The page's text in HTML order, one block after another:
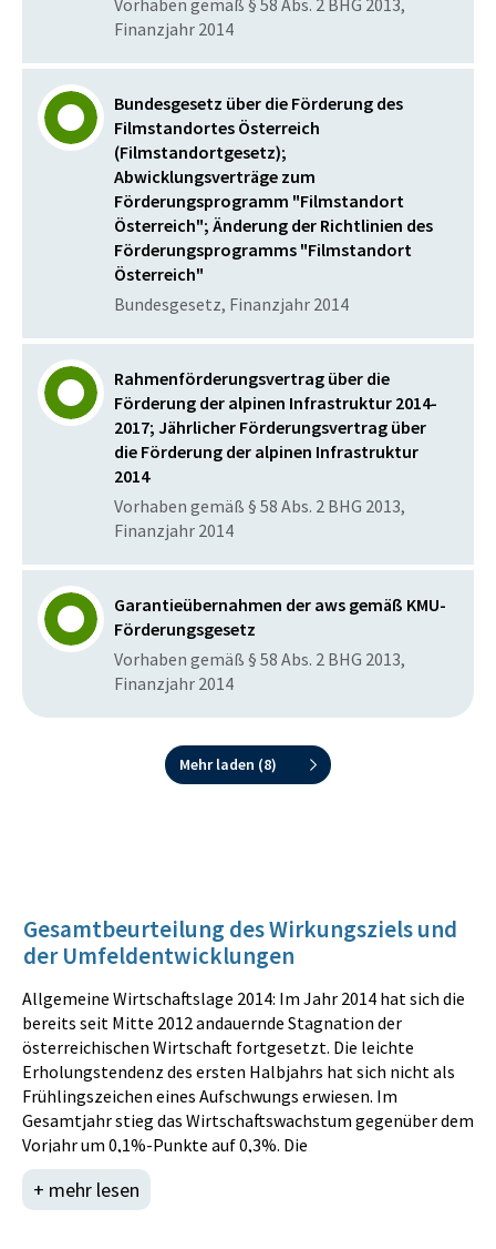
Vorhaben gemäß § 58 Abs. 2 BHG 2013,
Finanzjahr 2014
Bundesgesetz über die Förderung des
Filmstandortes Österreich
(Filmstandortgesetz);
Abwicklungsverträge zum
Förderungsprogramm "Filmstandort
Österreich"; Änderung der Richtlinien des
Förderungsprogramms "Filmstandort
Österreich"
Bundesgesetz, Finanzjahr 2014
Rahmenförderungsvertrag über die
Förderung der alpinen Infrastruktur 2014-
2017; Jährlicher Förderungsvertrag über
die Förderung der alpinen Infrastruktur
2014
Vorhaben gemäß § 58 Abs. 2 BHG 2013,
Finanzjahr 2014
Garantieübernahmen der aws gemäß KMU-
Förderungsgesetz
Vorhaben gemäß § 58 Abs. 2 BHG 2013,
Finanzjahr 2014
Mehr laden (8)
Gesamtbeurteilung des Wirkungsziels und
der Umfeldentwicklungen
Allgemeine Wirtschaftslage 2014: Im Jahr 2014 hat sich die
bereits seit Mitte 2012 andauernde Stagnation der
österreichischen Wirtschaft fortgesetzt. Die leichte
Erholungstendenz des ersten Halbjahrs hat sich nicht als
Frühlingszeichen eines Aufschwungs erwiesen. Im
Gesamtjahr stieg das Wirtschaftswachstum gegenüber dem
Vorjahr um 0,1%-Punkte auf 0,3%. Die
Bruttoanlageinvestitionen sind real um 0,5% gestiegen, im
Vergleich zu -1,5% im Vorjahr. Die ungünstige Entwicklung
+ mehr lesen